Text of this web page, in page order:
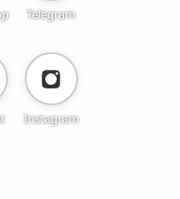
Telegram
Instagram